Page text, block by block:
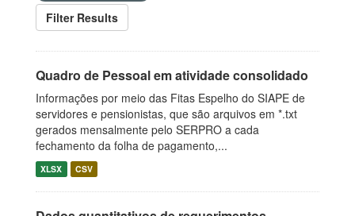
Filter Results
Quadro de Pessoal em atividade consolidado
Informações por meio das Fitas Espelho do SIAPE de
servidores e pensionistas, que são arquivos em *.txt
gerados mensalmente pelo SERPRO a cada
fechamento da folha de pagamento,...
XLSX CSV